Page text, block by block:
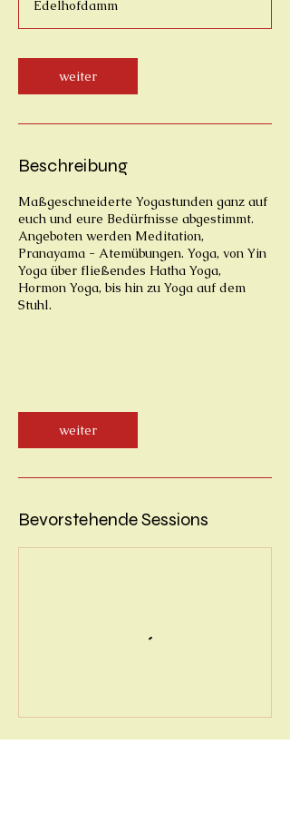
d
1
M
n
Edelhofdamm
weiter
Beschreibung
Maßgeschneiderte Yogastunden ganz auf
euch und eure Bedürfnisse abgestimmt.
Angeboten werden Meditation,
Pranayama - Atemübungen. Yoga, von Yin
Yoga über fließendes Hatha Yoga,
Hormon Yoga, bis hin zu Yoga auf dem
Stuhl.
weiter
Bevorstehende Sessions